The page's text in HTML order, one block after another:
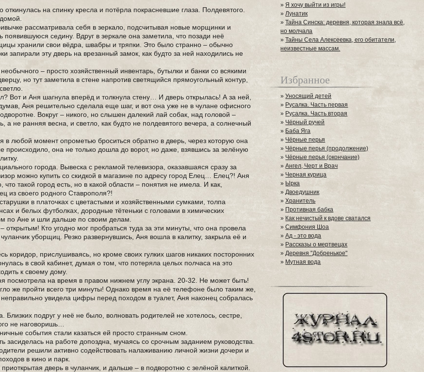
на спинку кресла и потёрла покрасневшие глаза. Полдевятого.
рассматривала себя в зеркало, подсчитывая новые морщинки и
появившуюся седину. Вдруг в зеркале она заметила, что позади неё
хранили свои вёдра, швабры и тряпки. Это было странно – обычно
запирали эту дверь на врезанный замок, как будто за ней находились не
– просто хозяйственный инвентарь, бутылки и банки со всякими
но тут заметила в стене напротив светящийся прямоугольный контур,
Вот и Аня шагнула вперёд и толкнула стену… И дверь открылась! А за ней,
Аня решительно сделала еще шаг, и вот она уже не в чулане офисного
Вокруг – никого, но слышен далекий лай собак, над головой –
а не ранняя весна, и светло, как будто не полдевятого вечера, а солнечный
любой момент опрометью броситься обратно в дверь, через которую она
происходило, она не только дошла до ворот, но даже, взявшись за зелёную
города. Вывеска с рекламой телевизора, оказавшаяся сразу за
можно купить со скидкой в магазине по адресу город Елец… Елец?! Аня
такой город есть, но в какой области – понятия не имела. И как,
из своего родного Ставрополя?!
в платочках с цветастыми и хозяйственными сумками, толпа
и белых футболках, дородные тётеньки с головами в химических
по Ане и шли дальше по своим делам.
Кто угодно мог пробраться туда за эти минуты, что она провела
уборщиц. Резко развернувшись, Аня вошла в калитку, закрыла её и
прислушиваясь, но кроме своих гулких шагов никаких посторонних
в свой кабинет, думая о том, что потеряла целых полчаса на это
к своему дому.
посмотрела на время в правом нижнем углу экрана. 20-32. Не может быть!
же пройти всего три минуты! Однако время на её телефоне было таким же,
увидела цифры перед походом в туалет, Аня наконец собралась
подруг у неё не было, волновать родителей не хотелось, сестре,
не наговоришь…
события стали казаться ей просто странным сном.
на работе допоздна, мучаясь со срочным заданием руководства.
решили активно содействовать налаживанию личной жизни дочери и
в кино и парк.
дверь в чуланчик, и дальше – в подворотню с зелёной калиткой.
»Я хочу выйти из игры!
»Лунатик
»Тайна Синска: деревня, которая знала всё,
но молчала
»Тайны Села Алексеевка, его обитатели,
неизвестные массам.
Избранное
»Уносящий детей
» Русалка. Часть первая
» Русалка. Часть вторая
» Чёрный ручей
» Баба Яга
»Чёрные перья
» Чёрные перья (продолжение)
» Чёрные перья (окончание)
»Ангел, Черт и Врач
» Черная курица
» Ырка
»Двоедушник
»Хранитель
» Противная бабка
» Как нечистый к вдове сватался
»Симфония Шоа
»Ад - это вода
» Рассказы о мертвецах
»Деревня "Добренькое"
» Мутная вода